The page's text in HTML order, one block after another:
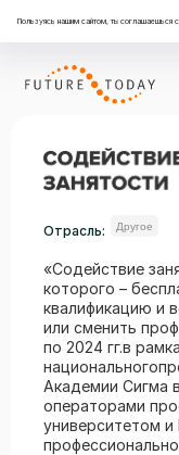
Пользуясь нашим сайтом, ты соглашаешься
Отрасль: Другое
«Содействие
которого –
квалификацию и
или сменить
по 2024 гг.в
Академии Сигма
операторами
университетом и